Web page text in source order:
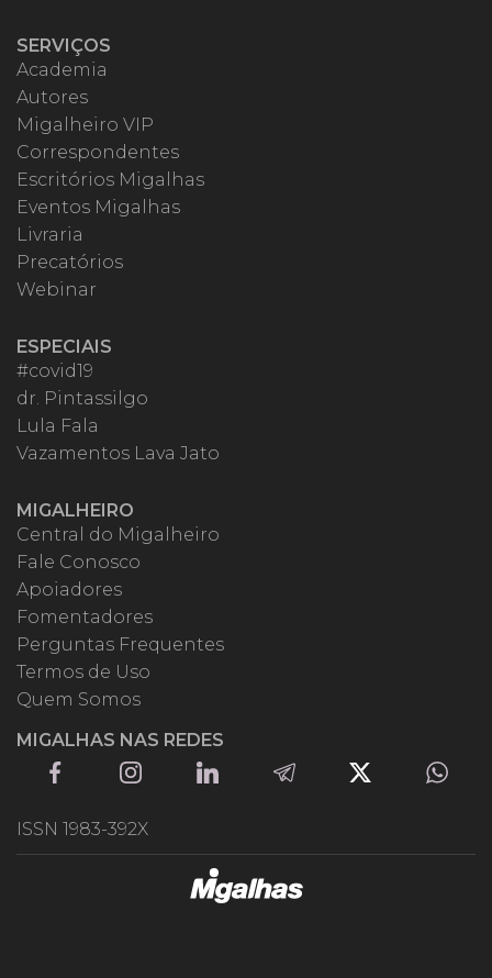
SERVIÇOS
Academia
Autores
Migalheiro VIP
Correspondentes
Escritórios Migalhas
Eventos Migalhas
Livraria
Precatórios
Webinar
ESPECIAIS
#covid19
dr. Pintassilgo
Lula Fala
Vazamentos Lava Jato
MIGALHEIRO
Central do Migalheiro
Fale Conosco
Apoiadores
Fomentadores
Perguntas Frequentes
Termos de Uso
Quem Somos
MIGALHAS NAS REDES
ISSN 1983-392X